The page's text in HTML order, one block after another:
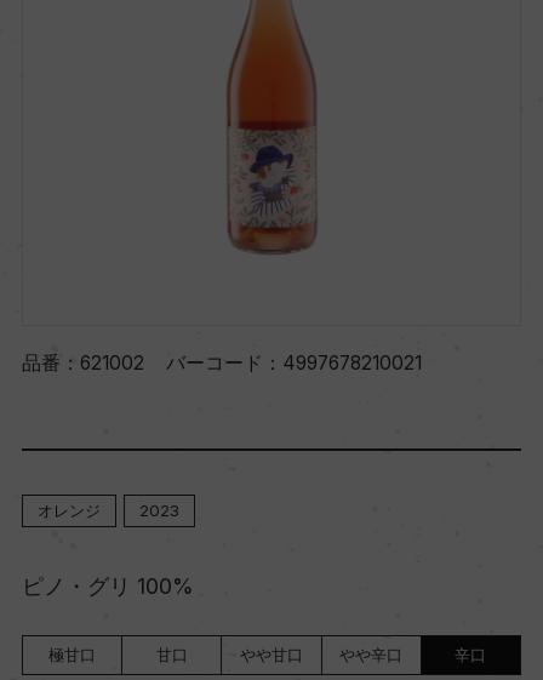
品番： 621002 バーコード： 4997678210021
オレンジ 2023
ピノ・グリ 100%
極甘口 甘口 やや甘口 やや辛口 辛口